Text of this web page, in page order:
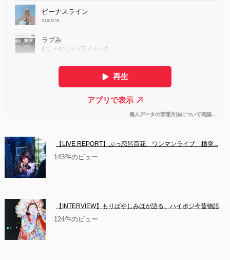
【LIVE REPORT】ぶっ恋呂百花　ワンマンライブ「楯突...
143件のビュー
【INTERVIEW】もりばやしみほが語る、ハイポジ今昔物語
124件のビュー